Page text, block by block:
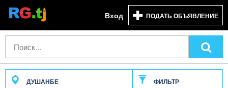
Вход ПОДАТЬ ОБЪЯВЛЕНИЕ
ДУШАНБЕ ФИЛЬТР